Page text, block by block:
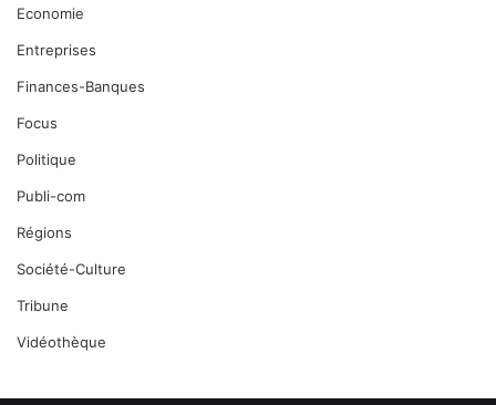
Economie
Entreprises
Finances-Banques
Focus
Politique
Publi-com
Régions
Société-Culture
Tribune
Vidéothèque